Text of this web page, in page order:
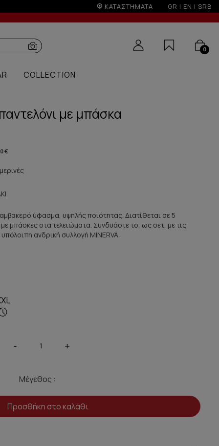
ΚΑΤΑΣΤΗΜΑΤΑ GR | EN | SRB
0
COLLECTION
με μπάσκα
€
ύφασμα, υψηλής ποιότητας. Διατίθεται σε 5
μπάσκες στα τελειώματα. Συνδυάστε το, ως σετ, με τις
ανδρική συλλογή ΜΙΝERVA.
- +
Μέγεθος :
Προσθήκη στο καλάθι